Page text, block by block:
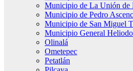
Municipio de La Unión de
Municipio de Pedro
Municipio de San Miguel
Municipio General
Olinalá
Ometepec
Petatlán